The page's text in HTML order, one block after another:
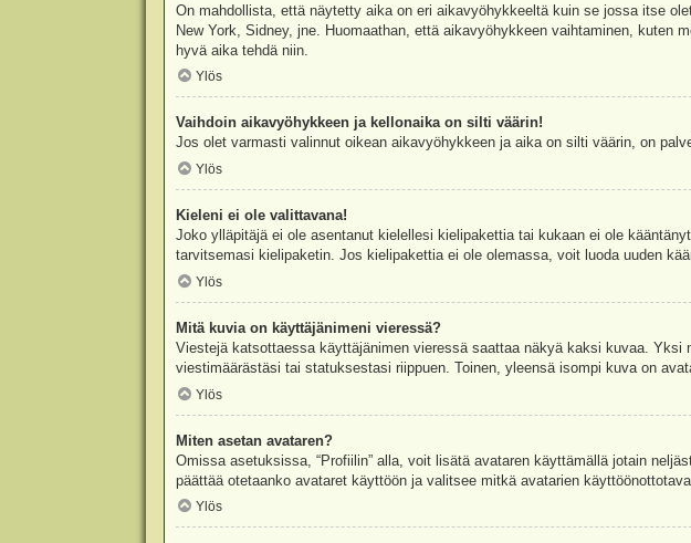
On mahdollista, että näytetty aika on eri aikavyöhykkeeltä kuin se jossa itse
New York, Sidney, jne. Huomaathan, että aikavyöhykkeen vaihtaminen,
hyvä aika tehdä niin.
Ylös
Vaihdoin aikavyöhykkeen ja kellonaika on silti väärin!
Jos olet varmasti valinnut oikean aikavyöhykkeen ja aika on silti väärin, on
Ylös
Kieleni ei ole valittavana!
Joko ylläpitäjä ei ole asentanut kielellesi kielipakettia tai kukaan ei ole
tarvitsemasi kielipaketin. Jos kielipakettia ei ole olemassa, voit luoda uuden
Ylös
Mitä kuvia on käyttäjänimeni vieressä?
Viestejä katsottaessa käyttäjänimen vieressä saattaa näkyä kaksi kuvaa.
viestimäärästäsi tai statuksestasi riippuen. Toinen, yleensä isompi kuva on
Ylös
Miten asetan avataren?
Omissa asetuksissa, “Profiilin” alla, voit lisätä avataren käyttämällä jotain
päättää otetaanko avataret käyttöön ja valitsee mitkä avatarien
Ylös